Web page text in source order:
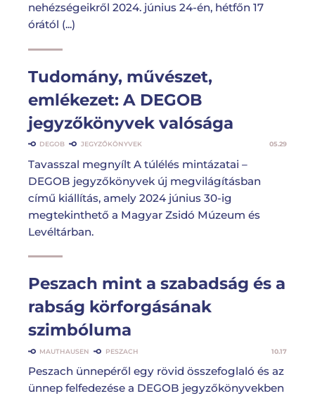
nehézségeikről 2024. június 24-én, hétfőn 17
órától (...)
Tudomány, művészet,
emlékezet: A DEGOB
jegyzőkönyvek valósága
DEGOB JEGYZŐKÖNYVEK 05.29
Tavasszal megnyílt A túlélés mintázatai –
DEGOB jegyzőkönyvek új megvilágításban
című kiállítás, amely 2024 június 30-ig
megtekinthető a Magyar Zsidó Múzeum és
Levéltárban.
Peszach mint a szabadság és a
rabság körforgásának
szimbóluma
MAUTHAUSEN PESZACH 10.17
Peszach ünnepéről egy rövid összefoglaló és az
ünnep felfedezése a DEGOB jegyzőkönyvekben